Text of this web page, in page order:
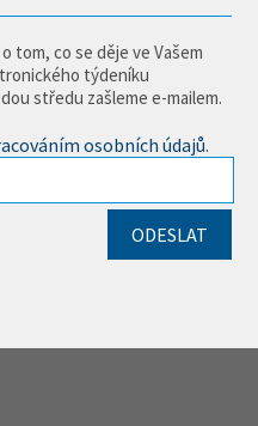
tom, co se děje ve Vašem
týdeníku
středu zašleme e-mailem.
osobních údajů.